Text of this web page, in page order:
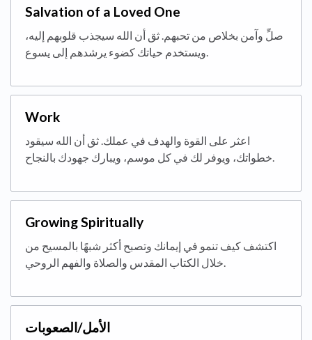
Salvation of a Loved One
صلِّ وآمن بخلاص من تحبهم. ثق أن الله سيجذب قلوبهم إليه،
ويستخدم حياتك كضوء يرشدهم إلى يسوع.
Work
اعثر على القوة والهدف في عملك. ثق أن الله سيقود
خطواتك، ويوفر لك في كل موسم، ويبارك جهودك بالنجاح.
Growing Spiritually
اكتشف كيف تنمو في إيمانك وتصبح أكثر شبهًا بالمسيح من
خلال الكتاب المقدس والصلاة والفهم الروحي.
الأمل/الصعوبات